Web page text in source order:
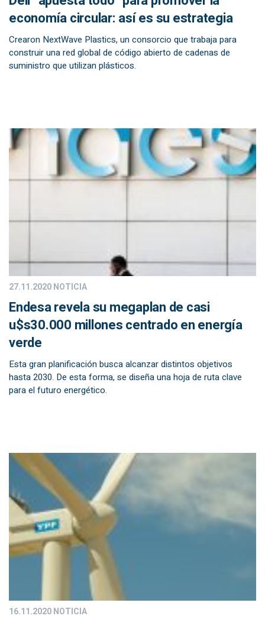
economía circular: así es su estrategia
Crearon NextWave Plastics, un consorcio que trabaja para
construir una red global de código abierto de cadenas de
suministro que utilizan plásticos.
27.11.2020NOTICIA
Endesa revela su megaplan de casi
u$s30.000 millones centrado en energía
verde
Esta gran planificación busca alcanzar distintos objetivos
hasta 2030. De esta forma, se diseña una hoja de ruta clave
para el futuro energético.
16.11.2020NOTICIA